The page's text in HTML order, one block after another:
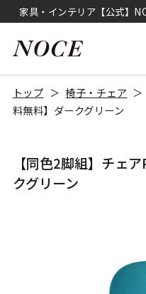
家具・インテリア【公式】
トップ 椅子・チェア
料無料】ダークグリーン
【同色2脚組】チェ
クグリーン